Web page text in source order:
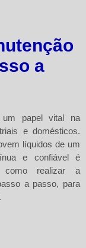
a
um papel vital na
e domésticos.
líquidos de um
e confiável é
como realizar a
a passo, para